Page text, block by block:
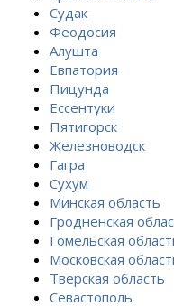
Судак
Феодосия
Алушта
Евпатория
Пицунда
Ессентуки
Пятигорск
Железноводск
Гагра
Сухум
Минская область
Гродненская
Гомельская
Московская
Тверская область
Севастополь